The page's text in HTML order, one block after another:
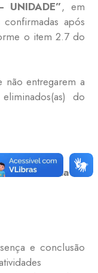
UNIDADE”, em
após
o item 2.7 do
não entregarem a
do
chamada:
e conclusão